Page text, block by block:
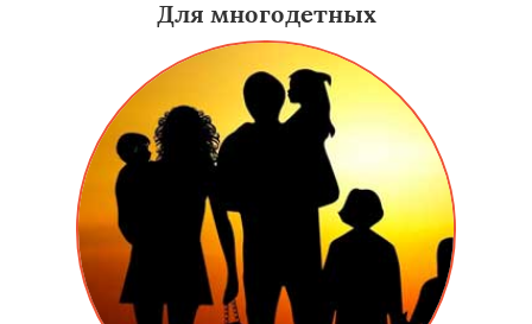
Для многодетных